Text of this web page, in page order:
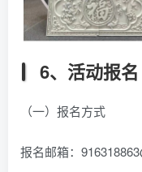
6、活动报名
（一）报名方式
报名邮箱：